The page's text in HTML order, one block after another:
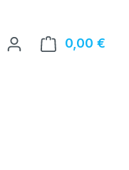
0,00 €